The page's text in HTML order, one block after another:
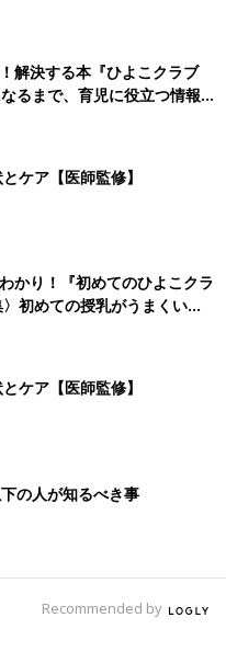
解決する本『ひよこクラブ
るまで、育児に役立つ情報が
ケア【医師監修】
かり！『初めてのひよこクラ
初めての授乳がうまくい
基本と夏のトラブル 解決テ
ケア【医師監修】
の人が知るべき事
Recommended by